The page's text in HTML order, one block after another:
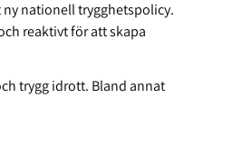
nationell trygghetspolicy.
reaktivt för att skapa
trygg idrott. Bland annat